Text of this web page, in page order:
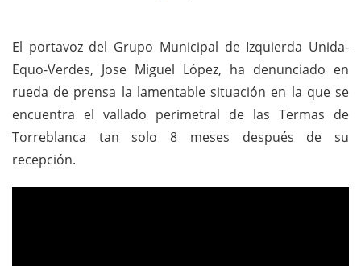
El portavoz del Grupo Municipal de Izquierda Unida-
Equo-Verdes, Jose Miguel López, ha denunciado en
rueda de prensa la lamentable situación en la que se
encuentra el vallado perimetral de las Termas de
Torreblanca tan solo 8 meses después de su
recepción.